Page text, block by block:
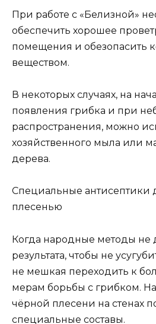
При работе с «Белизной»
обеспечить хорошее
помещения и обезопасить
веществом.
В некоторых случаях, на
появления грибка и при
распространения, можно
хозяйственного мыла или
дерева.
Специальные антисептики
плесенью
Когда народные методы не
результата, чтобы не
не мешкая переходить к
мерам борьбы с грибком.
чёрной плесени на стенах
специальные составы.